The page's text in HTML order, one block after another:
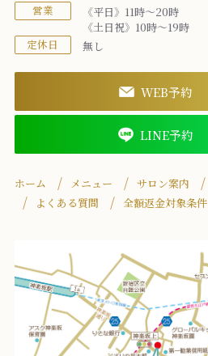
営業
《平日》11時～20時
《土日祝》10時～19時
定休日 無し
WEB予約
LINE予約
ホーム メニュー サロン案内
よくある質問
全額返金対象条件